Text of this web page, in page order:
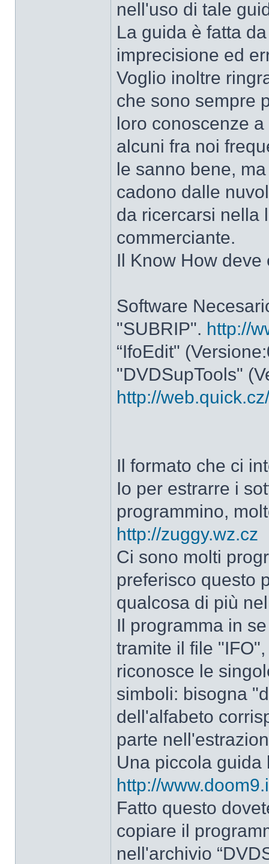
nell'uso di tale
La guida è fatta
imprecisione ed
Voglio inoltre
che sono sempre
loro conoscenze
alcuni fra noi
le sanno bene,
cadono dalle
da ricercarsi nella
commerciante.
Il Know How deve
Software
"SUBRIP". http://
“IfoEdit"
"DVDSupTools"
http://
Il formato che ci
Io per estrarre i
programmino,
http://zuggy.wz.cz
Ci sono molti
preferisco questo
qualcosa di più
Il programma in
tramite il file
riconosce le
simboli: bisogna
dell'alfabeto
parte
Una piccola guida
http://
Fatto questo
copiare il
nell'archivio